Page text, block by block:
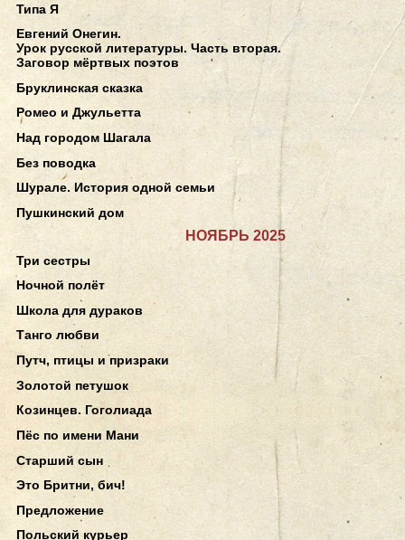
Типа Я
Евгений Онегин.
Урок русской литературы. Часть вторая.
Заговор мёртвых поэтов
Бруклинская сказка
Ромео и Джульетта
Над городом Шагала
Без поводка
Шурале. История одной семьи
Пушкинский дом
НОЯБРЬ 2025
Три сестры
Ночной полёт
Школа для дураков
Танго любви
Путч, птицы и призраки
Золотой петушок
Козинцев. Гоголиада
Пёс по имени Мани
Старший сын
Это Бритни, бич!
Предложение
Польский курьер